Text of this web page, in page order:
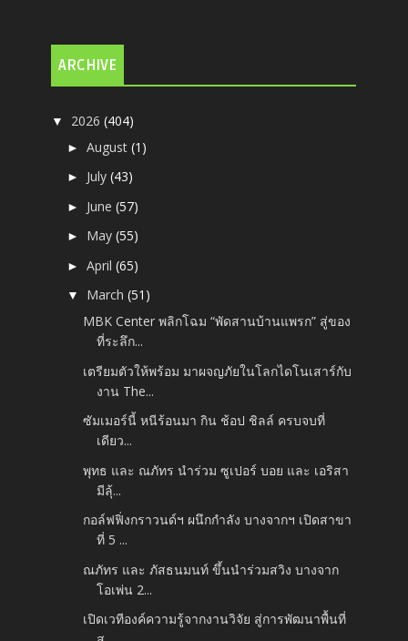
ARCHIVE
▼ 2026(404)
►August(1)
► July(43)
► June(57)
► May(55)
►April(65)
▼ March(51)
MBK Center พลิกโฉม “พัดสานบ้านแพรก” สู่ของ
ที่ระลึก...
เตรียมตัวให้พร้อม มาผจญภัยในโลกไดโนเสาร์กับ
งาน The...
ซัมเมอร์นี้ หนีร้อนมา กิน ช้อป ชิลล์ ครบจบที่
เดียว...
พุทธ และ ณภัทร นำร่วม ซูเปอร์ บอย และ เอริสา
มีลุ้...
กอล์ฟฟิ่งกราวนด์ฯ ผนึกกำลัง บางจากฯ เปิดสาขา
ที่ 5 ...
ณภัทร และ ภัสธนมนท์ ขึ้นนำร่วมสวิง บางจาก
โอเพ่น 2...
เปิดเวทีองค์ความรู้จากงานวิจัย สู่การพัฒนาพื้นที่